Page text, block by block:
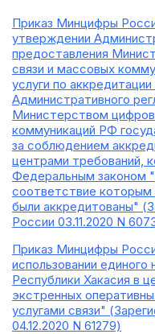
Приказ Минцифры
утверждении
предоставления
связи и массовых
услуги по
Административного
Министерством
коммуникаций РФ
за соблюдением
центрами требований,
Федеральным законом
соответствие
были аккредитованы"
России 03.11.2020 N
Приказ Минцифры
использовании единого
Республики Хакасия в
экстренных
услугами связи"
04.12.2020 N 61279)